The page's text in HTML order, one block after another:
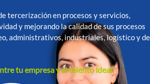
tercerización en procesos y servicios,
y mejorando la calidad de sus procesos
administrativos, industriales, logístico y de
tu empresa y el talento ideal!